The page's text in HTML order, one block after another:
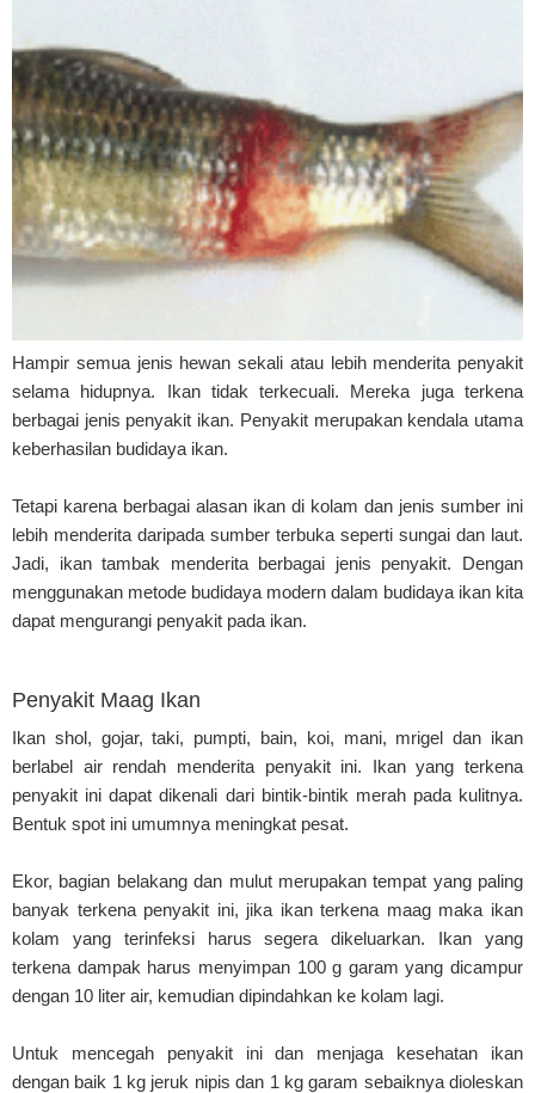
Hampir semua jenis hewan sekali atau lebih menderita penyakit
selama hidupnya. Ikan tidak terkecuali. Mereka juga terkena
berbagai jenis penyakit ikan. Penyakit merupakan kendala utama
keberhasilan budidaya ikan.
Tetapi karena berbagai alasan ikan di kolam dan jenis sumber ini
lebih menderita daripada sumber terbuka seperti sungai dan laut.
Jadi, ikan tambak menderita berbagai jenis penyakit. Dengan
menggunakan metode budidaya modern dalam budidaya ikan kita
dapat mengurangi penyakit pada ikan.
Penyakit Maag Ikan
Ikan shol, gojar, taki, pumpti, bain, koi, mani, mrigel dan ikan
berlabel air rendah menderita penyakit ini. Ikan yang terkena
penyakit ini dapat dikenali dari bintik-bintik merah pada kulitnya.
Bentuk spot ini umumnya meningkat pesat.
Ekor, bagian belakang dan mulut merupakan tempat yang paling
banyak terkena penyakit ini, jika ikan terkena maag maka ikan
kolam yang terinfeksi harus segera dikeluarkan. Ikan yang
terkena dampak harus menyimpan 100 g garam yang dicampur
dengan 10 liter air, kemudian dipindahkan ke kolam lagi.
Untuk mencegah penyakit ini dan menjaga kesehatan ikan
dengan baik 1 kg jeruk nipis dan 1 kg garam sebaiknya dioleskan